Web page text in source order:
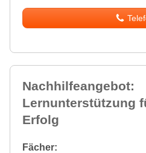
Nachhilfeangebot:
Lernunterstützung
Erfolg
Fächer: